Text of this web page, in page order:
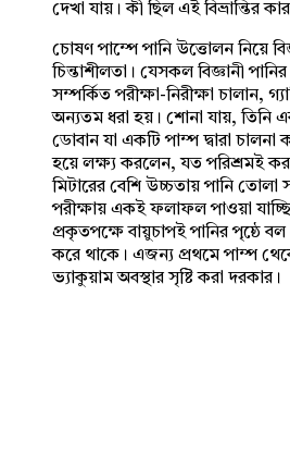
দেখা যায়। কী ছিল এই বিভ্রান্তির
চোষণ পাম্পে পানি উত্তোলন নিয়ে
চিন্তাশীলতা। যেসকল বিজ্ঞানী
সম্পর্কিত পরীক্ষা-নিরীক্ষা চালান,
অন্যতম ধরা হয়। শোনা যায়, তিনি
ডোবান যা একটি পাম্প দ্বারা চালনা
হয়ে লক্ষ্য করলেন, যত পরিশ্রমই
মিটারের বেশি উচ্চতায় পানি তোলা
পরীক্ষায় একই ফলাফল পাওয়া
প্রকৃতপক্ষে বায়ুচাপই পানির পৃষ্ঠে
করে থাকে। এজন্য প্রথমে পাম্প
ভ্যাকুয়াম অবস্থার সৃষ্টি করা দরকার।